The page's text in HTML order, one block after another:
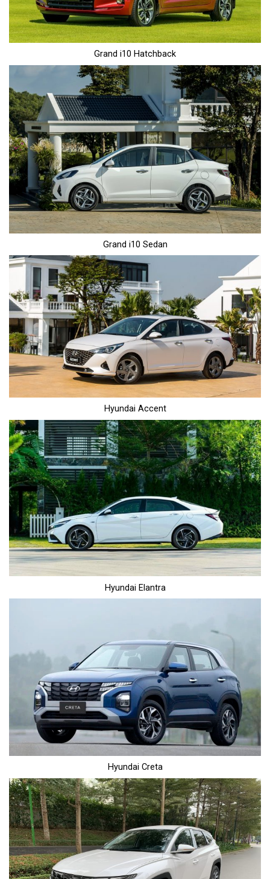
Grand i10 Hatchback
Grand i10 Sedan
Hyundai Accent
Hyundai Elantra
Hyundai Creta